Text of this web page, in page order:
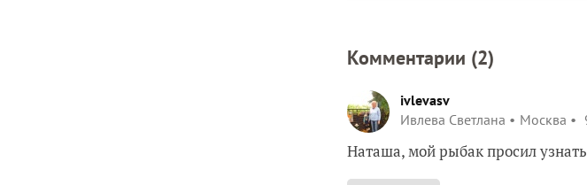
Комментарии (2)
ivlevasv
Ивлева Светлана
Москва
Наташа, мой рыбак просил